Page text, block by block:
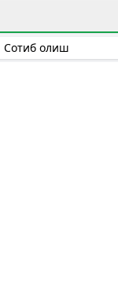
Сотиб олиш